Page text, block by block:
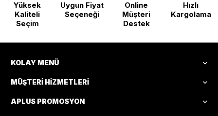
Yüksek
Kaliteli
Seçim
Uygun Fiyat
Seçeneği
Online
Müşteri
Destek
Hızlı
Kargolama
KOLAY MENÜ
MÜŞTERI HIZMETLERI
APLUS PROMOSYON